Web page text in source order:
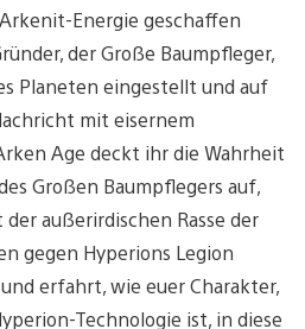
Energie geschaffen
der Große Baumpfleger,
Planeten eingestellt und auf
mit eisernem
Age deckt ihr die Wahrheit
Großen Baumpflegers auf,
außerirdischen Rasse der
gegen Hyperions Legion
erfahrt, wie euer Charakter,
Technologie ist, in diese